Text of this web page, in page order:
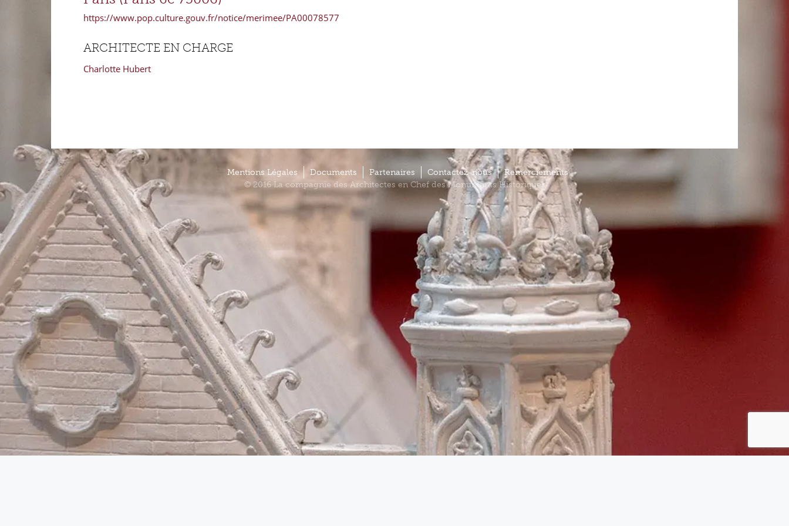
https://www.pop.culture.gouv.fr/notice/merimee/PA00078577
ARCHITECTE EN CHARGE
Charlotte Hubert
Mentions Légales Documents Partenaires Contactez-nous
Remerciements
© 2016 La compagnie des Architectes en Chef des Monuments Historiques